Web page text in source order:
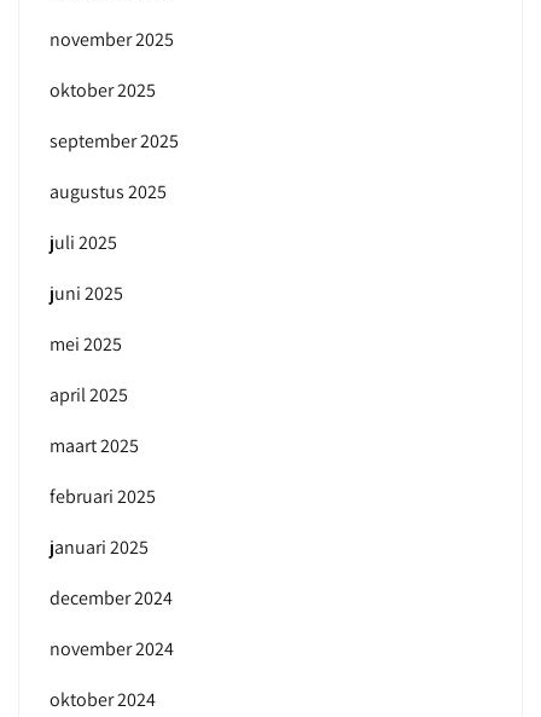
november 2025
oktober 2025
september 2025
augustus 2025
juli 2025
juni 2025
mei 2025
april 2025
maart 2025
februari 2025
januari 2025
december 2024
november 2024
oktober 2024